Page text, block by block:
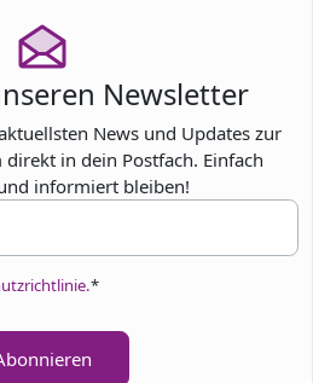
Newsletter
News und Updates zur
in dein Postfach. Einfach
informiert bleiben!
*